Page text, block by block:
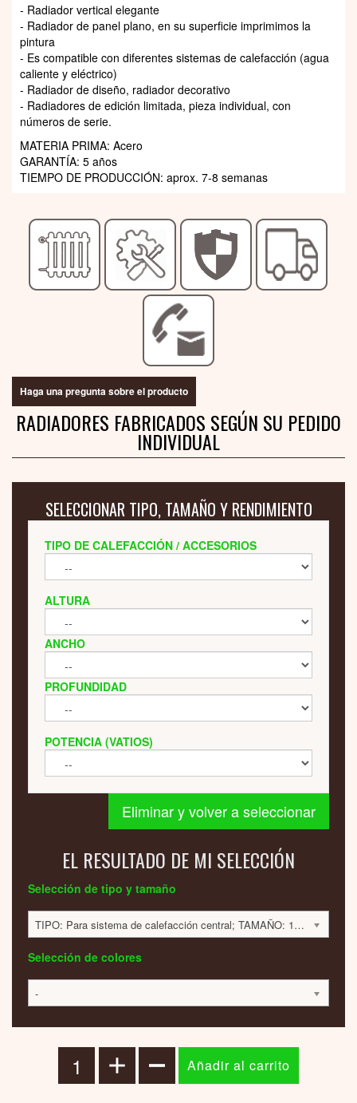
- Radiador vertical elegante
- Radiador de panel plano, en su superficie imprimimos la
pintura
- Es compatible con diferentes sistemas de calefacción (agua
caliente y eléctrico)
- Radiador de diseño, radiador decorativo
- Radiadores de edición limitada, pieza individual, con
números de serie.
MATERIA PRIMA: Acero
GARANTÍA: 5 años
TIEMPO DE PRODUCCIÓN: aprox. 7-8 semanas
Haga una pregunta sobre el producto
RADIADORES FABRICADOS SEGÚN SU PEDIDO
INDIVIDUAL
SELECCIONAR TIPO, TAMAÑO Y RENDIMIENTO
TIPO DE CALEFACCIÓN / ACCESORIOS
ALTURA
ANCHO
PROFUNDIDAD
POTENCIA (VATIOS)
Eliminar y volver a seleccionar
EL RESULTADO DE MI SELECCIÓN
Selección de tipo y tamaño
TIPO: Para sistema de calefacción central; TAMAÑO: 1800x420x60; 584 VATIOS; 1356 EUR
Selección de colores
-